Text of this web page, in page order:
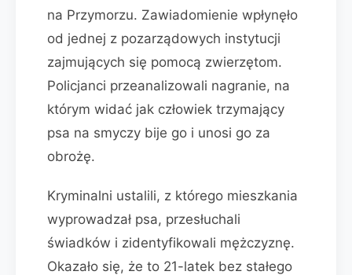
na Przymorzu. Zawiadomienie wpłynęło
od jednej z pozarządowych instytucji
zajmujących się pomocą zwierzętom.
Policjanci przeanalizowali nagranie, na
którym widać jak człowiek trzymający
psa na smyczy bije go i unosi go za
obrożę.
Kryminalni ustalili, z którego mieszkania
wyprowadzał psa, przesłuchali
świadków i zidentyfikowali mężczyznę.
Okazało się, że to 21-latek bez stałego